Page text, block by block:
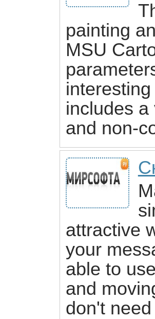
painting
MSU
includes
and non-
attractive
your
able to
and
don't